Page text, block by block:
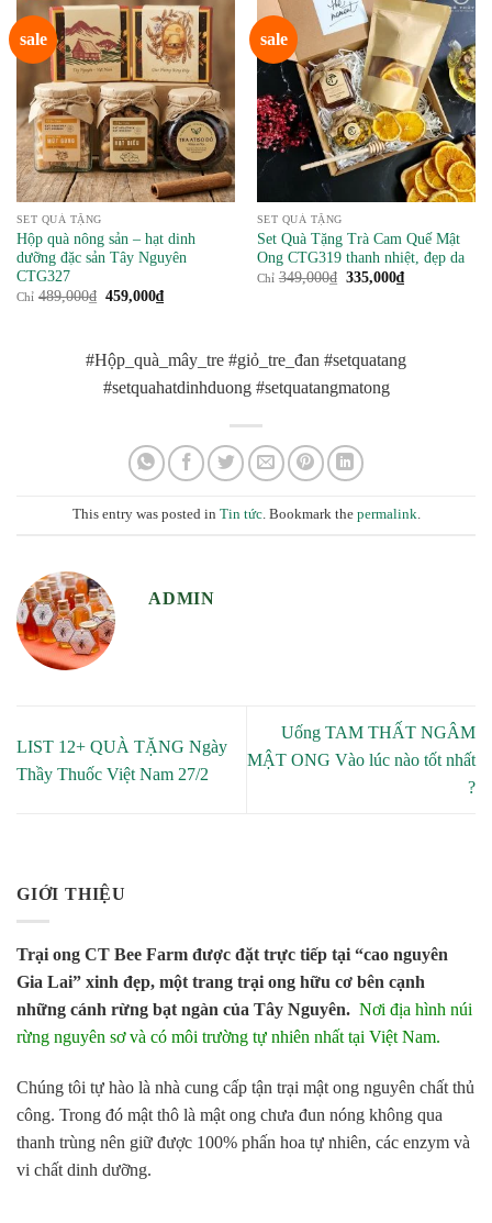
sale
SET QUÀ TẶNG
Hộp quà nông sản – hạt dinh
dưỡng đặc sản Tây Nguyên
CTG327
Chỉ 489,000₫ Giá
459,000₫Giá
459,000₫.
sale
SET QUÀ TẶNG
Set Quà Tặng Trà Cam Quế Mật
Ong CTG319 thanh nhiệt, đẹp da
Chỉ 349,000₫ Giá
335,000₫Giá
#Hộp_quà_mây_tre #giỏ_tre_đan #setquatang
#setquahatdinhduong #setquatangmatong
This entry was posted in Tin tức. Bookmark the permalink.
ADMIN
LIST 12+ QUÀ TẶNG Ngày
Thầy Thuốc Việt Nam 27/2
Uống TAM THẤT NGÂM
MẬT ONG Vào lúc nào tốt nhất
?
GIỚI THIỆU
Trại ong CT Bee Farm được đặt trực tiếp tại “cao nguyên
Gia Lai” xinh đẹp, một trang trại ong hữu cơ bên cạnh
những cánh rừng bạt ngàn của Tây Nguyên. Nơi địa hình núi
rừng nguyên sơ và có môi trường tự nhiên nhất tại Việt Nam.
Chúng tôi tự hào là nhà cung cấp tận trại mật ong nguyên chất thủ
công. Trong đó mật thô là mật ong chưa đun nóng không qua
thanh trùng nên giữ được 100% phấn hoa tự nhiên, các enzym và
vi chất dinh dưỡng.